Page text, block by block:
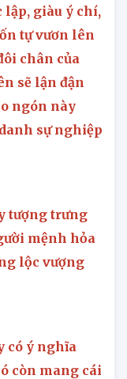
lập, giàu ý chí,
tự vươn lên
chân của
sẽ lận đận
ngón này
sự nghiệp
tượng trưng
mệnh hỏa
lộc vượng
có ý nghĩa
còn mang cái